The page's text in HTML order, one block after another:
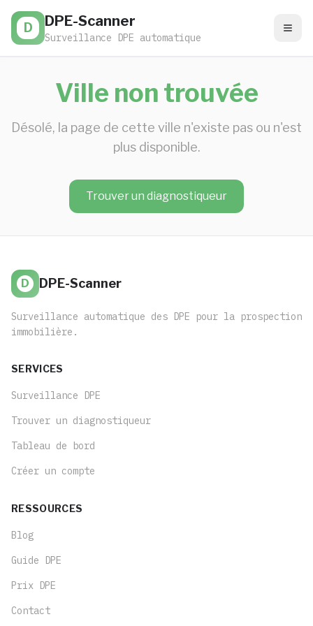
D DPE-Scanner
Surveillance DPE automatique
Ville non trouvée
Désolé, la page de cette ville n'existe pas ou n'est
plus disponible.
Trouver un diagnostiqueur
D DPE-Scanner
Surveillance automatique des DPE pour la prospection
immobilière.
SERVICES
Surveillance DPE
Trouver un diagnostiqueur
Tableau de bord
Créer un compte
RESSOURCES
Blog
Guide DPE
Prix DPE
Contact